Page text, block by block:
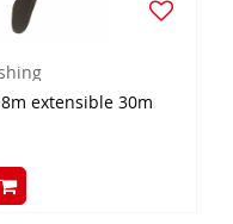
extensible 30m